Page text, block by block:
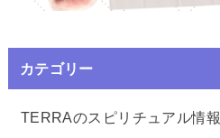
カテゴリー
TERRAのスピリチュアル情報